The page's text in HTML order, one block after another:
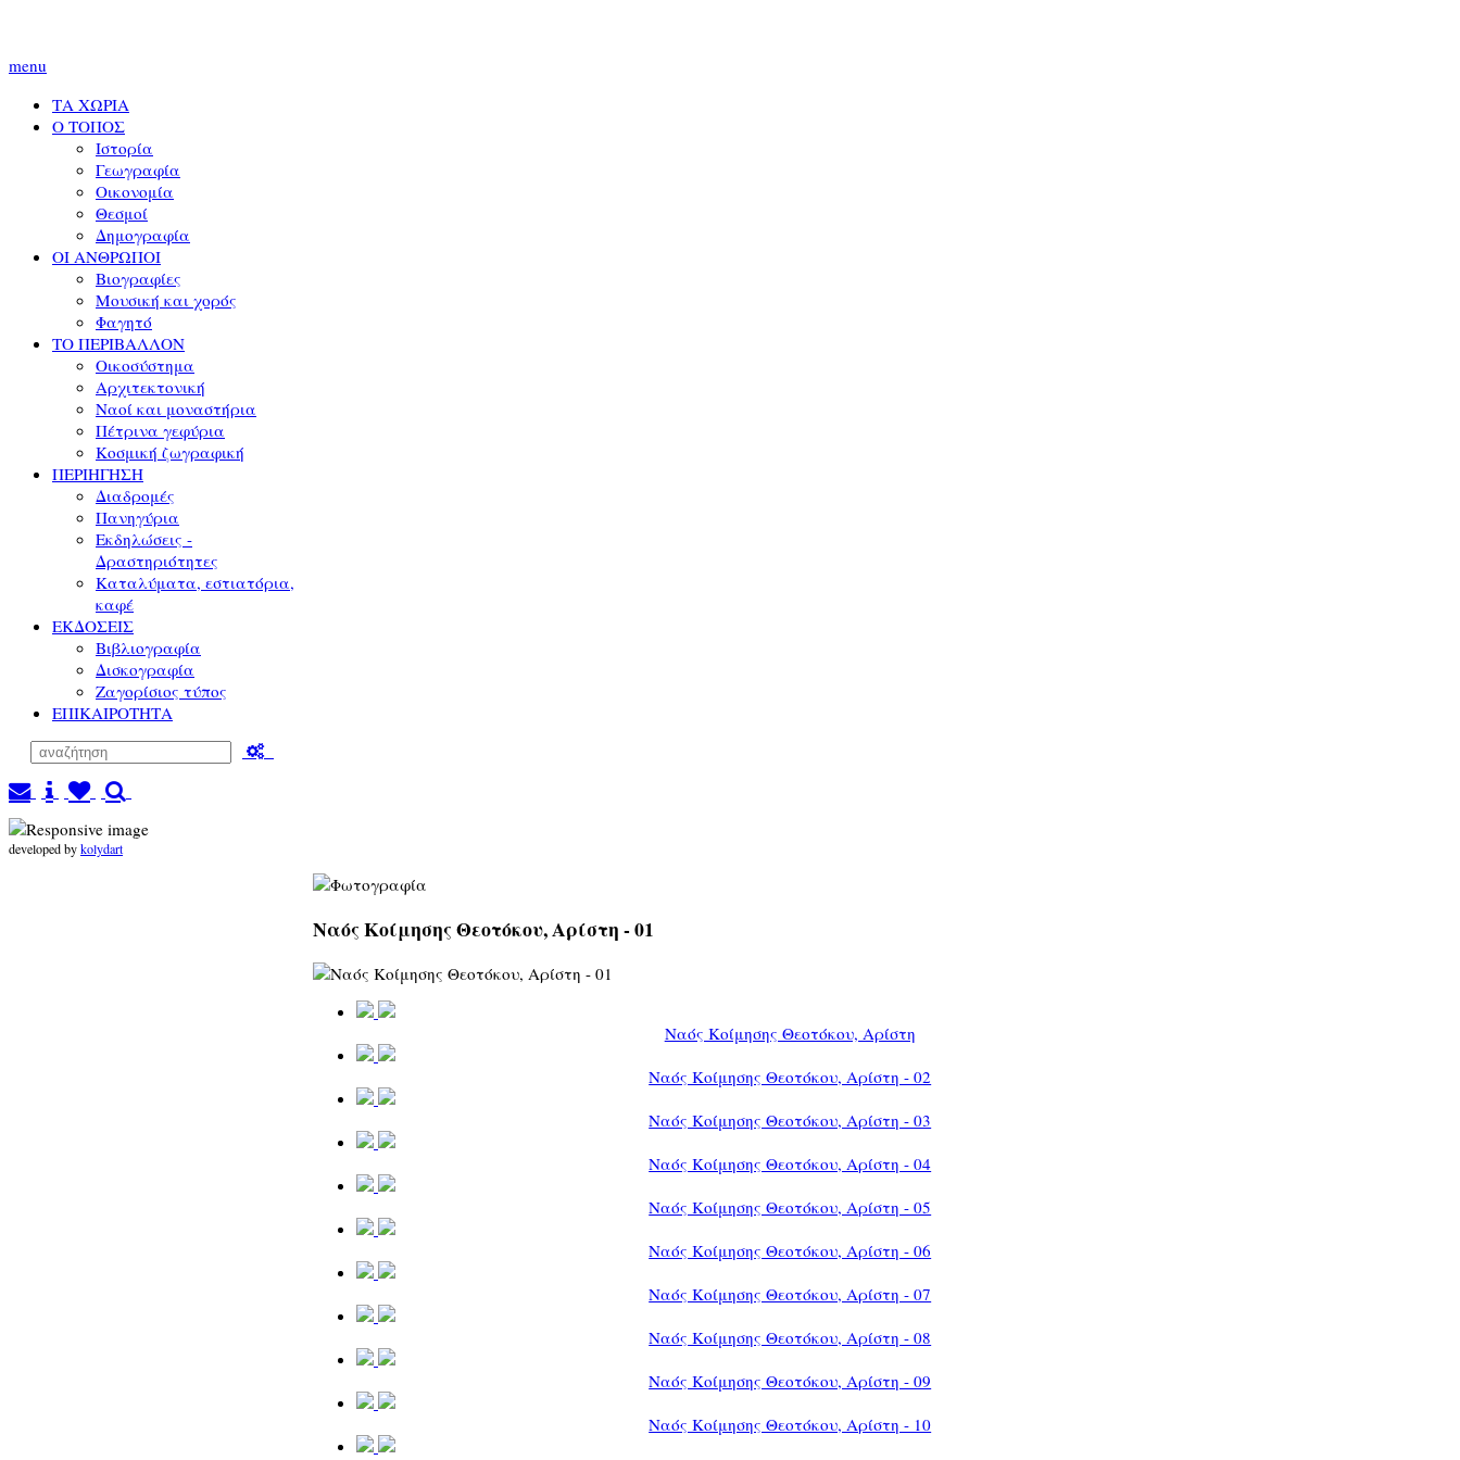
menu
ΤΑ ΧΩΡΙΑ
Ο ΤΟΠΟΣ
Ιστορία
Γεωγραφία
Οικονομία
Θεσμοί
Δημογραφία
ΟΙ ΑΝΘΡΩΠΟΙ
Βιογραφίες
Μουσική και χορός
Φαγητό
ΤΟ ΠΕΡΙΒΑΛΛΟΝ
Οικοσύστημα
Αρχιτεκτονική
Ναοί και μοναστήρια
Πέτρινα γεφύρια
Κοσμική ζωγραφική
ΠΕΡΙΗΓΗΣΗ
Διαδρομές
Πανηγύρια
Εκδηλώσεις -
Δραστηριότητες
Καταλύματα, εστιατόρια,
καφέ
ΕΚΔΟΣΕΙΣ
Βιβλιογραφία
Δισκογραφία
Ζαγορίσιος τύπος
ΕΠΙΚΑΙΡΟΤΗΤΑ
developed bykolydart
Ναός Κοίμησης Θεοτόκου, Αρίστη - 01
Ναός Κοίμησης Θεοτόκου, Αρίστη
Ναός Κοίμησης Θεοτόκου, Αρίστη - 02
Ναός Κοίμησης Θεοτόκου, Αρίστη - 03
Ναός Κοίμησης Θεοτόκου, Αρίστη - 04
Ναός Κοίμησης Θεοτόκου, Αρίστη - 05
Ναός Κοίμησης Θεοτόκου, Αρίστη - 06
Ναός Κοίμησης Θεοτόκου, Αρίστη - 07
Ναός Κοίμησης Θεοτόκου, Αρίστη - 08
Ναός Κοίμησης Θεοτόκου, Αρίστη - 09
Ναός Κοίμησης Θεοτόκου, Αρίστη - 10